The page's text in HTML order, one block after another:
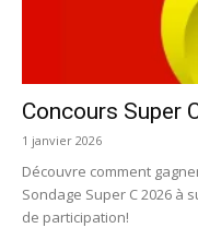
Concours Super
1 janvier 2026
Découvre comment
Sondage Super C 2026 à
de participation!